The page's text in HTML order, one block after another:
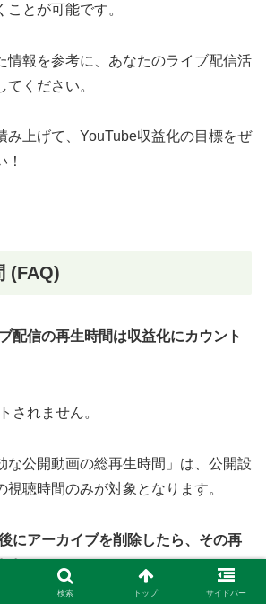
とが可能です。
情報を参考に、あなたのライブ配信活
ください。
み上げて、YouTube収益化の目標をぜ
！
(FAQ)
配信の再生時間は収益化にカウント
されません。
な公開動画の総再生時間」は、公開設
視聴時間のみが対象となります。
にアーカイブを削除したら、その再
検索 トップ サイドバー